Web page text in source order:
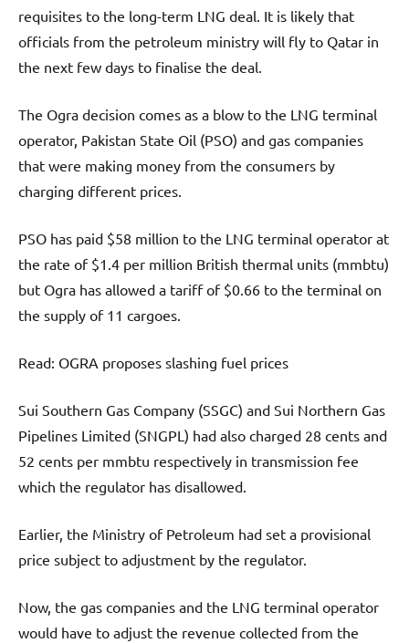
requisites to the long-term LNG deal. It is likely that
officials from the petroleum ministry will fly to Qatar in
the next few days to finalise the deal.
The Ogra decision comes as a blow to the LNG terminal
operator, Pakistan State Oil (PSO) and gas companies
that were making money from the consumers by
charging different prices.
PSO has paid $58 million to the LNG terminal operator at
the rate of $1.4 per million British thermal units (mmbtu)
but Ogra has allowed a tariff of $0.66 to the terminal on
the supply of 11 cargoes.
Read: OGRA proposes slashing fuel prices
Sui Southern Gas Company (SSGC) and Sui Northern Gas
Pipelines Limited (SNGPL) had also charged 28 cents and
52 cents per mmbtu respectively in transmission fee
which the regulator has disallowed.
Earlier, the Ministry of Petroleum had set a provisional
price subject to adjustment by the regulator.
Now, the gas companies and the LNG terminal operator
would have to adjust the revenue collected from the